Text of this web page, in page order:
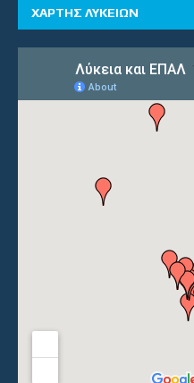
ΧΑΡΤΗΣ ΛΥΚΕΙΩΝ